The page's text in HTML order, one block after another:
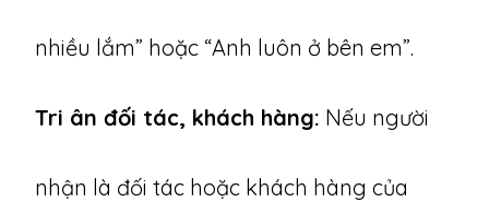
nhiều lắm” hoặc “Anh luôn ở bên em”.
Tri ân đối tác, khách hàng: Nếu người
nhận là đối tác hoặc khách hàng của